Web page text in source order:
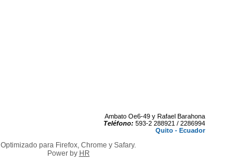
Ambato Oe6-49 y Rafael Barahona
Teléfono: 593-2 288921 / 2286994
Quito - Ecuador
Optimizado para Firefox, Chrome y Safary.
Power by HR